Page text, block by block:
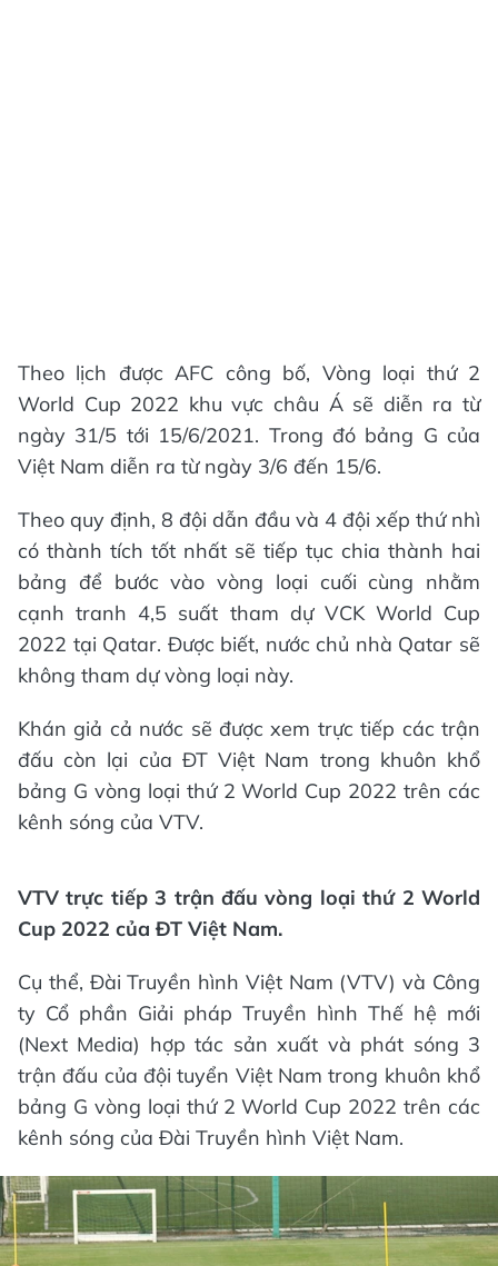
Theo lịch được AFC công bố, Vòng loại thứ 2
World Cup 2022 khu vực châu Á sẽ diễn ra từ
ngày 31/5 tới 15/6/2021. Trong đó bảng G của
Việt Nam diễn ra từ ngày 3/6 đến 15/6.
Theo quy định, 8 đội dẫn đầu và 4 đội xếp thứ nhì
có thành tích tốt nhất sẽ tiếp tục chia thành hai
bảng để bước vào vòng loại cuối cùng nhằm
cạnh tranh 4,5 suất tham dự VCK World Cup
2022 tại Qatar. Được biết, nước chủ nhà Qatar sẽ
không tham dự vòng loại này.
Khán giả cả nước sẽ được xem trực tiếp các trận
đấu còn lại của ĐT Việt Nam trong khuôn khổ
bảng G vòng loại thứ 2 World Cup 2022 trên các
kênh sóng của VTV.
VTV trực tiếp 3 trận đấu vòng loại thứ 2 World
Cup 2022 của ĐT Việt Nam.
Cụ thể, Đài Truyền hình Việt Nam (VTV) và Công
ty Cổ phần Giải pháp Truyền hình Thế hệ mới
(Next Media) hợp tác sản xuất và phát sóng 3
trận đấu của đội tuyển Việt Nam trong khuôn khổ
bảng G vòng loại thứ 2 World Cup 2022 trên các
kênh sóng của Đài Truyền hình Việt Nam.